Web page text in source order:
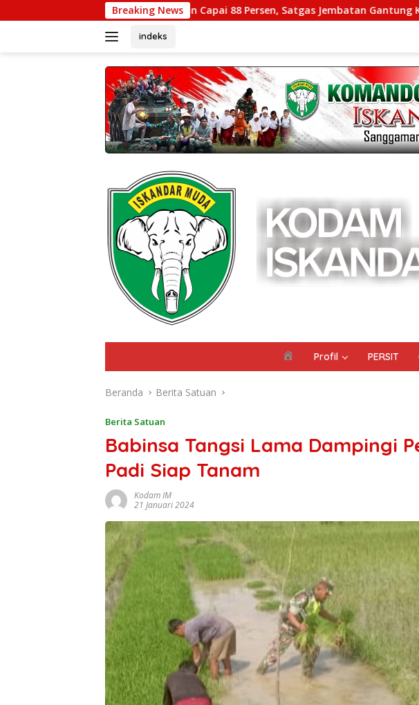
ke
Breaking News
Progres Pembangunan Capai 88 Persen, Satgas Jembatan Gantung Kodim
indeks
e
Profil PERSIT
Beranda Berita Satuan
Berita Satuan
Babinsa Tangsi Lama Dampingi
Padi Siap Tanam
Kodam IM
21 Januari 2024